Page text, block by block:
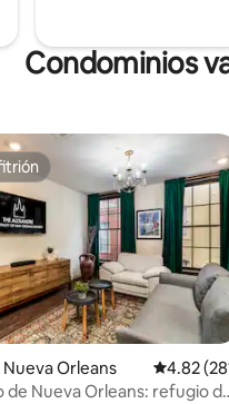
Condominios
de 5, 111 reseñas
Orleans
4.82
de Nueva Orleans: refugio